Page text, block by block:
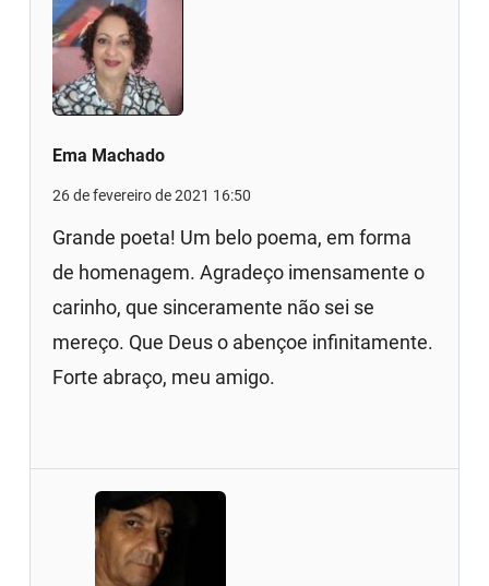
Ema Machado
26 de fevereiro de 2021 16:50
Grande poeta! Um belo poema, em forma
de homenagem. Agradeço imensamente o
carinho, que sinceramente não sei se
mereço. Que Deus o abençoe infinitamente.
Forte abraço, meu amigo.